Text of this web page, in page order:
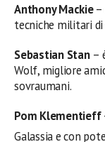
Anthony Mackie–
tecniche militari
Sebastian Stan –
Wolf, migliore
sovraumani.
Pom Klementieff
Galassia e con